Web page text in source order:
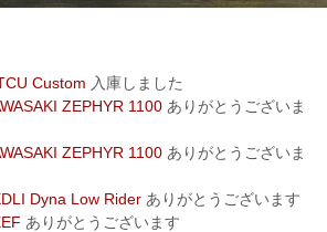
Custom 入庫しました
ZEPHYR 1100ありがとうございま
ZEPHYR 1100ありがとうございま
Dyna Low Riderありがとうございます
ありがとうございます